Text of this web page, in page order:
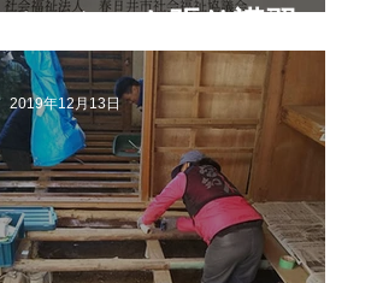
ルーシート張り講習」
「段ボール瓦制作」をお
こないました。
2019年12月13日